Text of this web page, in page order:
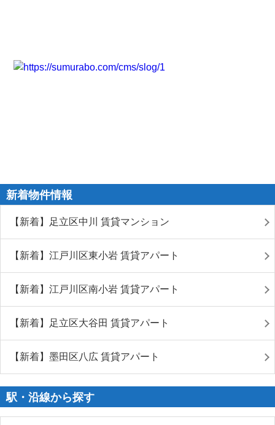
新着物件情報
【新着】足立区中川 賃貸マンション
【新着】江戸川区東小岩 賃貸アパート
【新着】江戸川区南小岩 賃貸アパート
【新着】足立区大谷田 賃貸アパート
【新着】墨田区八広 賃貸アパート
駅・沿線から探す